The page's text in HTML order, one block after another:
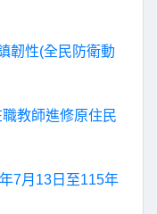
韌性(全民防衛動
教師進修原住民
7月13日至115年